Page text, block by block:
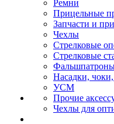
Ремни
Прицельные
Запчасти и
Чехлы
Стрелковые
Стрелковые
Насадки,
УСМ
Прочие
Чехлы для